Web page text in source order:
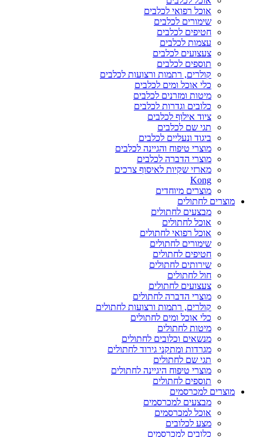
אוכל רפואי לכלבים
שימורים לכלבים
חטיפים לכלבים
עצמות לכלבים
צעצועים לכלבים
תוספים לכלבים
קולרים, רתמות ורצועות לכלבים
כלי אוכל ומים לכלבים
מיטות ומזרנים לכלבים
כלובים וגדרות לכלבים
ציוד אילוף לכלבים
תגי שם לכלבים
ביגוד ונעליים לכלבים
מוצרי טיפוח והגיינה לכלבים
מוצרי הדברה לכלבים
מארזי שקיות לאיסוף צרכים
Kong
מוצרים מיוחדים
מוצרים לחתולים
מבצעים לחתולים
אוכל לחתולים
אוכל רפואי לחתולים
שימורים לחתולים
חטיפים לחתולים
שירותים לחתולים
חול לחתולים
צעצועים לחתולים
מוצרי הדברה לחתולים
קולרים, רתמות ורצועות לחתולים
כלי אוכל ומים לחתולים
מיטות לחתולים
מנשאים וכלובים לחתולים
מגרדות ומתקני גירוד לחתולים
תגי שם לחתולים
מוצרי טיפוח היגיינה לחתולים
תוספים לחתולים
מוצרים למכרסמים
מבצעים למכרסמים
אוכל למכרסמים
מצע לכלובים
כלובים למכרסמים